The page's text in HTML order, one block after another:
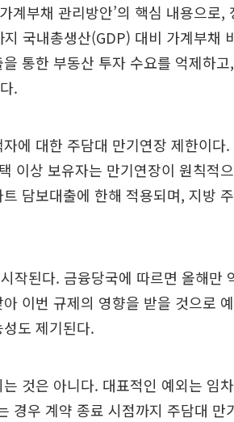
계부채 관리방안’의 핵심 내용으로
국내총생산(GDP) 대비 가계부채
통한 부동산 투자 수요를 억제하
.
에 대한 주담대 만기연장 제한이
이상 보유자는 만기연장이 원칙적
담보대출에 한해 적용되며, 지방
작된다. 금융당국에 따르면 올해만
이번 규제의 영향을 받을 것으로
도 제기된다.
것은 아니다. 대표적인 예외는 임
경우 계약 종료 시점까지 주담대 만